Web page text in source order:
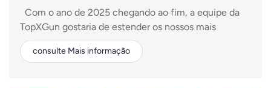
Com o ano de 2025 chegando ao fim, a equipe da
TopXGun gostaria de estender os nossos mais
calorosos votos de boas festas aos nossos valiosos
parceiros, clientes e amigos em todo o mundo.Este
consulte Mais informação